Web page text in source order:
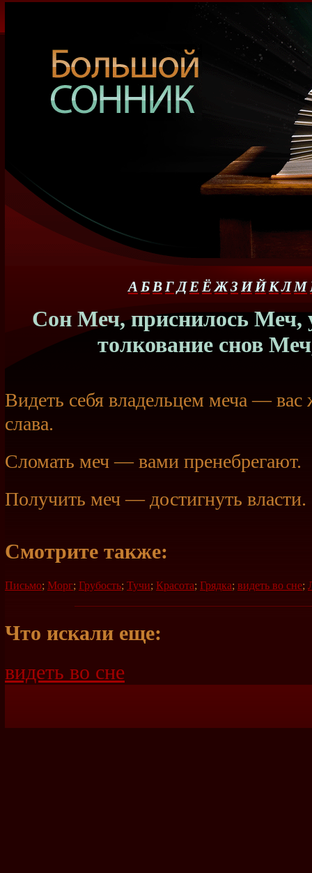
А БВГДЕ Ё ЖЗ ИЙКЛМ
Сон Меч, приснилось Меч,
толкование снов
Видеть себя владельцем меча — вас
слава.
Сломать меч — вами пренебрегают.
Получить меч — достигнуть власти.
Смотрите также:
Письмо; Морг; Грубость; Тучи; Красота; Грядка; видеть во сне;
Что искали еще:
видеть во сне